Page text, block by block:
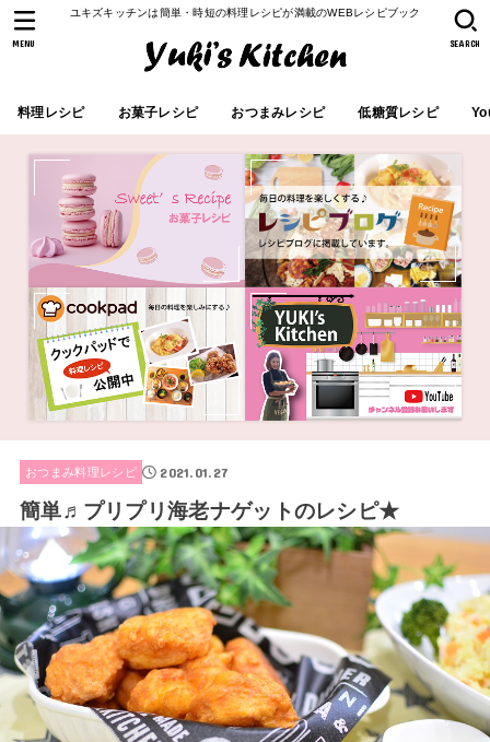
ユキズキッチンは簡単・時短の料理レシピが満載のWEBレシピブック
料理レシピ お菓子レシピ おつまみレシピ 低糖質レシピ
SEARCH
MENU
おつまみ料理レシピ 2021.01.27
簡単♬プリプリ海老ナゲットのレシピ★